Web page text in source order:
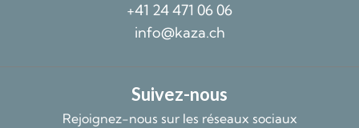
+41 24 471 06 06
info@kaza.ch
Suivez-nous
Rejoignez-nous sur les réseaux sociaux